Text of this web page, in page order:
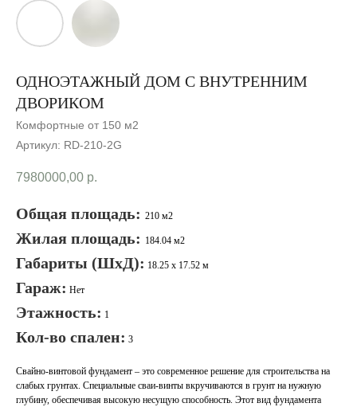
ОДНОЭТАЖНЫЙ ДОМ С ВНУТРЕННИМ
ДВОРИКОМ
Комфортные от 150 м2
Артикул: RD-210-2G
7980000,00 р.
Общая площадь: 210 м2
Жилая площадь: 184.04 м2
Габариты (ШхД): 18.25 x 17.52 м
Гараж: Нет
Этажность: 1
Кол-во спален: 3
Свайно-винтовой фундамент – это современное решение для строительства на
слабых грунтах. Специальные сваи-винты вкручиваются в грунт на нужную
глубину, обеспечивая высокую несущую способность. Этот вид фундамента